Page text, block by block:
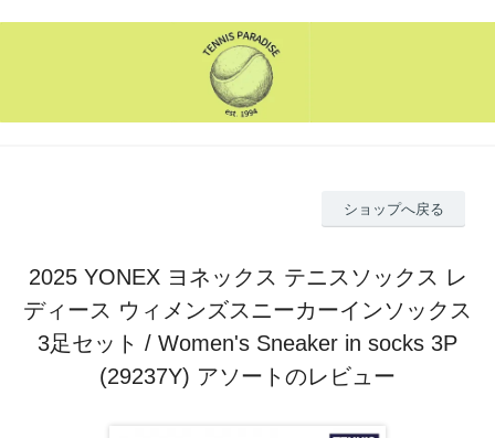
ショップへ戻る
2025 YONEX ヨネックス テニスソックス レ
ディース ウィメンズスニーカーインソックス
3足セット / Women's Sneaker in socks 3P
(29237Y) アソートのレビュー